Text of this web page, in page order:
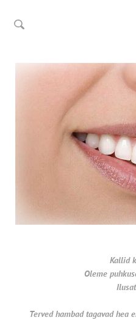
Kallid
Oleme
Terved hambad tagavad hea